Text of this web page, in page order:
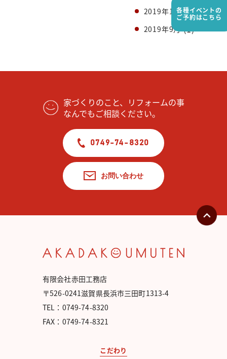
各種イベントの
ご予約はこちら
2019年11月(1)
2019年9月(1)
家づくりのこと、リフォームの事
なんでもご相談ください。
0749-74-8320
お問い合わせ
有限会社赤田工務店
〒526-0241滋賀県長浜市三田町1313-4
TEL：0749-74-8320
FAX：0749-74-8321
こだわり